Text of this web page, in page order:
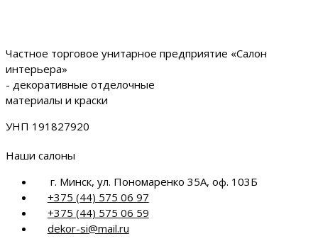
Частное торговое унитарное предприятие «Салон
интерьера»
- декоративные отделочные
материалы и краски
УНП 191827920
Наши салоны
г. Минск, ул. Пономаренко 35А, оф. 103Б
+375 (44) 575 06 97
+375 (44) 575 06 59
dekor-si@mail.ru